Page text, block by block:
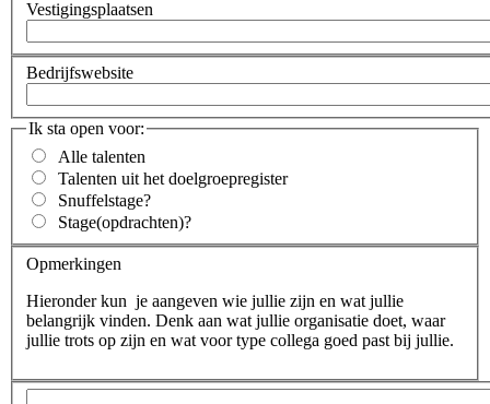
Vestigingsplaatsen
Bedrijfswebsite
Ik sta open voor:
Alle talenten
Talenten uit het doelgroepregister
Snuffelstage?
Stage(opdrachten)?
Opmerkingen
Hieronder kun je aangeven wie jullie zijn en wat jullie
belangrijk vinden. Denk aan wat jullie organisatie doet, waar
jullie trots op zijn en wat voor type collega goed past bij jullie.